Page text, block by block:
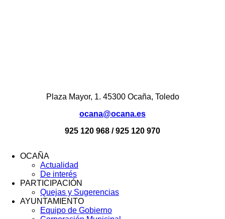
Plaza Mayor, 1. 45300 Ocaña, Toledo
ocana@ocana.es
925 120 968 / 925 120 970
OCAÑA
Actualidad
De interés
PARTICIPACIÓN
Quejas y Sugerencias
AYUNTAMIENTO
Equipo de Gobierno